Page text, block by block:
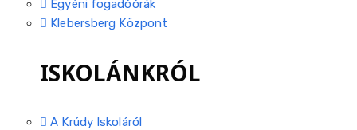
Egyéni fogadóórák
Klebersberg Központ
ISKOLÁNKRÓL
A Krúdy Iskoláról